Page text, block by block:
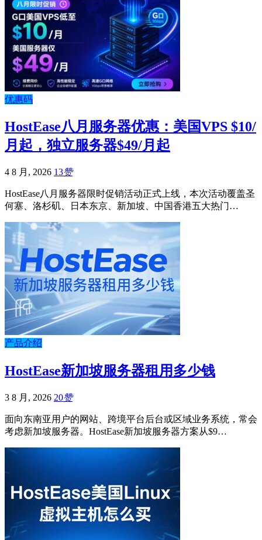
优惠码
HostEase八月服务器优惠：美国VPS $10/
月起，独立服务器$49/月起
4 8 月, 2026 13赞
HostEase八月服务器限时促销活动正式上线，本次活动覆盖圣
何塞、洛杉矶、日本东京、新加坡、中国香港五大热门…
产品介绍
HostEase新加坡服务器租用多少钱
3 8 月, 2026 20赞
面向东南亚用户的网站、跨境平台后台或区域业务系统，常会
考虑新加坡服务器。HostEase新加坡服务器方案从$9…